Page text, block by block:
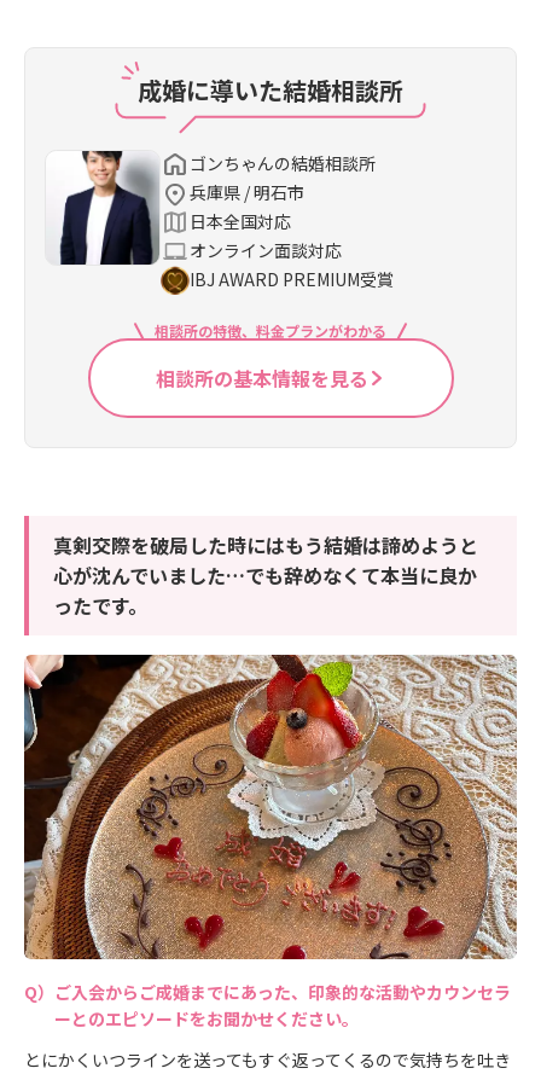
成婚に導いた結婚相談所
ゴンちゃんの結婚相談所
兵庫県 / 明石市
日本全国対応
オンライン面談対応
IBJ AWARD PREMIUM受賞
相談所の特徴、料金プランがわかる
相談所の基本情報を見る
真剣交際を破局した時にはもう結婚は諦めようと
心が沈んでいました…でも辞めなくて本当に良か
ったです。
ご入会からご成婚までにあった、印象的な活動やカウンセラ
ーとのエピソードをお聞かせください。
とにかくいつラインを送ってもすぐ返ってくるので気持ちを吐き